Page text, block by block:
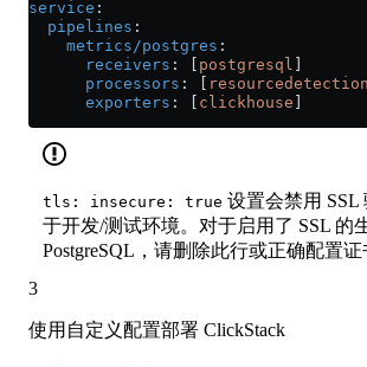
service :
  pipelines
:
    metrics/postgres
:
      receivers
: [ postgresql
      processors
: [ resourcedetection
      exporters
: [ clickhouse
tls: insecure: true 设置会禁用 SSL
于开发/测试环境。对于启用了 SSL 的
PostgreSQL，请删除此行或正确配置证
3
使用自定义配置部署 ClickStack